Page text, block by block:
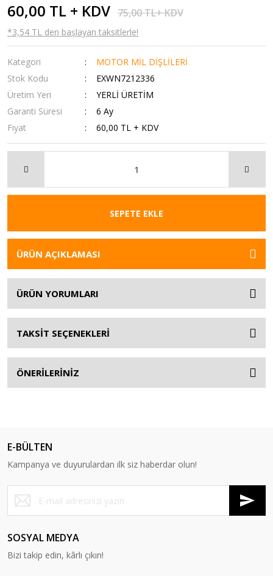
60,00 TL + KDV 75,00 TL+ KDV
*3,54 TL den başlayan taksitlerle!
Kategori
MOTOR MİL DİŞLİLERİ
Stok Kodu
EXWN7212336
Üretim Yeri
YERLİ ÜRETİM
Garanti Süresi
6 Ay
Fiyat
60,00 TL + KDV
SEPETE EKLE
ÜRÜN AÇIKLAMASI
ÜRÜN YORUMLARI
TAKSİT SEÇENEKLERİ
ÖNERİLERİNİZ
E-BÜLTEN
Kampanya ve duyurulardan ilk siz haberdar olun!
SOSYAL MEDYA
Bizi takip edin, kârlı çıkın!